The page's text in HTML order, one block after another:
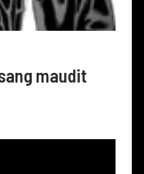
maudit